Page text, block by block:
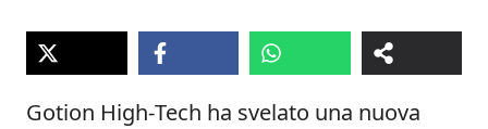
Gotion High‑Tech ha svelato una nuova